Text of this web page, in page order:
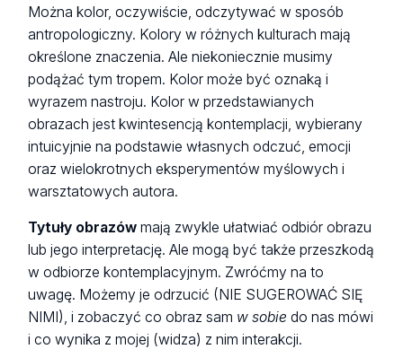
Można kolor, oczywiście, odczytywać w sposób
antropologiczny. Kolory w różnych kulturach mają
określone znaczenia. Ale niekoniecznie musimy
podążać tym tropem. Kolor może być oznaką i
wyrazem nastroju. Kolor w przedstawianych
obrazach jest kwintesencją kontemplacji, wybierany
intuicyjnie na podstawie własnych odczuć, emocji
oraz wielokrotnych eksperymentów myślowych i
warsztatowych autora.
Tytuły obrazów mają zwykle ułatwiać odbiór obrazu
lub jego interpretację. Ale mogą być także przeszkodą
w odbiorze kontemplacyjnym. Zwróćmy na to
uwagę. Możemy je odrzucić (NIE SUGEROWAĆ SIĘ
NIMI), i zobaczyć co obraz sam w sobie do nas mówi
i co wynika z mojej (widza) z nim interakcji.